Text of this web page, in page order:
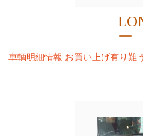
ー
車輌明細情報 お買い上げ有り難